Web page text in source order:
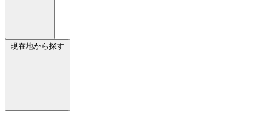
現在地から探す